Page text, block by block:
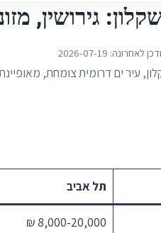
גירושין,
לאחרונה: 2026-07-19
עיר ים דרומית צומחת, מאופיינת
תל אביב
8,000-20,000 ₪